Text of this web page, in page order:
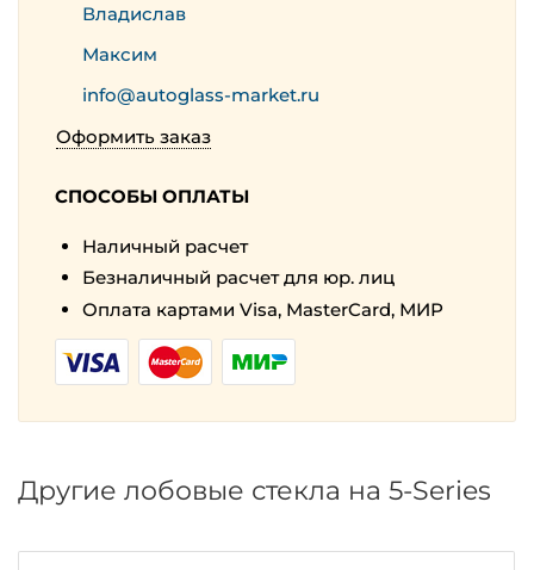
Владислав
Максим
info@autoglass-market.ru
Оформить заказ
СПОСОБЫ ОПЛАТЫ
Наличный расчет
Безналичный расчет для юр. лиц
Оплата картами Visa, MasterCard, МИР
Другие лобовые стекла на 5-Series